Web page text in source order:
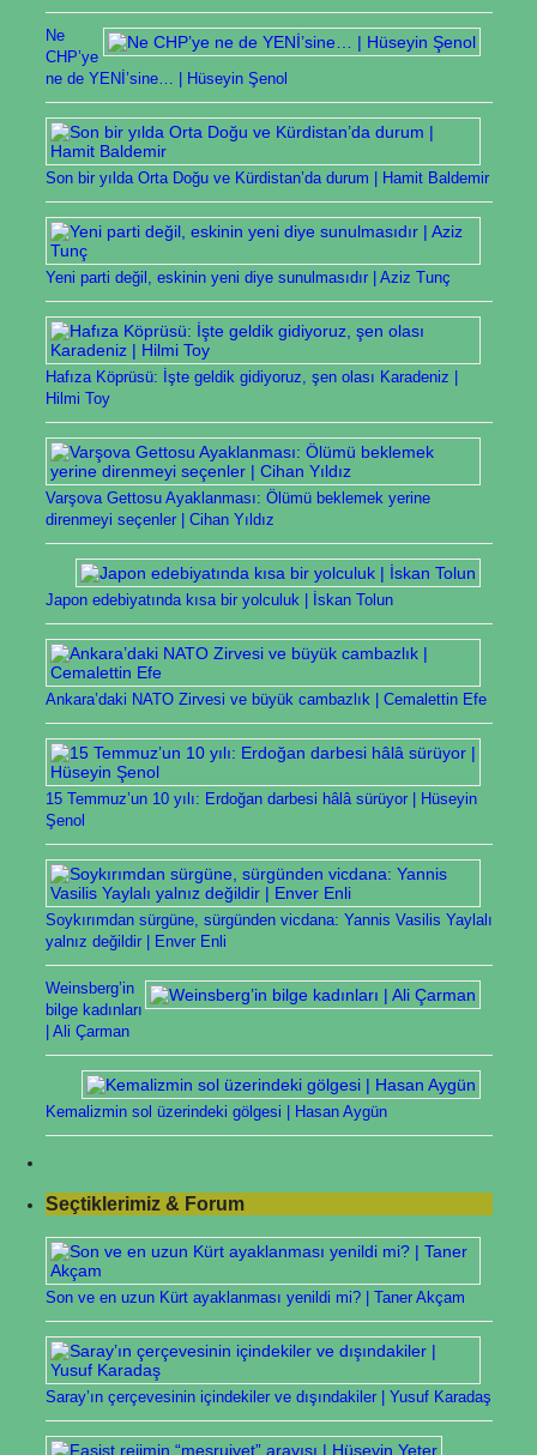
Ne
CHP’ye
ne de YENİ’sine… | Hüseyin Şenol
Son bir yılda Orta Doğu ve Kürdistan’da durum | Hamit Baldemir
Yeni parti değil, eskinin yeni diye sunulmasıdır | Aziz Tunç
Hafıza Köprüsü: İşte geldik gidiyoruz, şen olası Karadeniz |
Hilmi Toy
Varşova Gettosu Ayaklanması: Ölümü beklemek yerine
direnmeyi seçenler | Cihan Yıldız
Japon edebiyatında kısa bir yolculuk | İskan Tolun
Ankara’daki NATO Zirvesi ve büyük cambazlık | Cemalettin Efe
15 Temmuz’un 10 yılı: Erdoğan darbesi hâlâ sürüyor | Hüseyin
Şenol
Soykırımdan sürgüne, sürgünden vicdana: Yannis Vasilis Yaylalı
yalnız değildir | Enver Enli
Weinsberg’in
bilge kadınları
| Ali Çarman
Kemalizmin sol üzerindeki gölgesi | Hasan Aygün
Seçtiklerimiz & Forum
Son ve en uzun Kürt ayaklanması yenildi mi? | Taner Akçam
Saray’ın çerçevesinin içindekiler ve dışındakiler | Yusuf Karadaş